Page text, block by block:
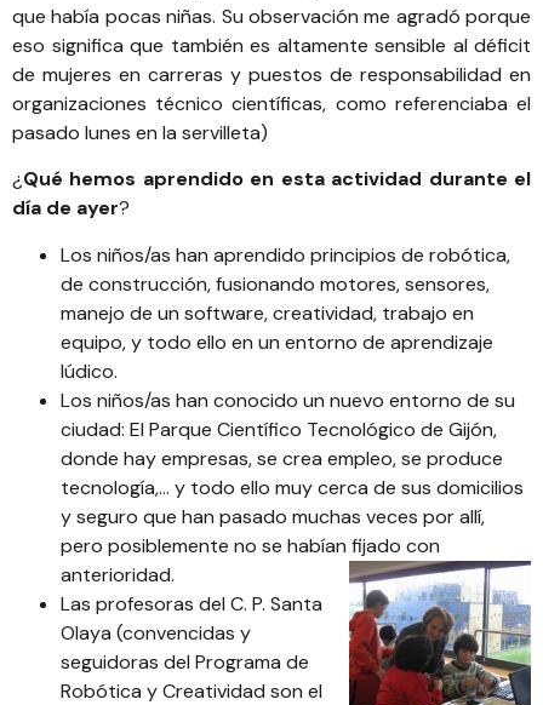
que había pocas niñas. Su observación me agradó porque
eso significa que también es altamente sensible al déficit
de mujeres en carreras y puestos de responsabilidad en
organizaciones técnico científicas, como referenciaba el
pasado lunes en la servilleta)
¿Qué hemos aprendido en esta actividad durante el
día de ayer?
Los niños/as han aprendido principios de robótica,
de construcción, fusionando motores, sensores,
manejo de un software, creatividad, trabajo en
equipo, y todo ello en un entorno de aprendizaje
lúdico.
Los niños/as han conocido un nuevo entorno de su
ciudad: El Parque Científico Tecnológico de Gijón,
donde hay empresas, se crea empleo, se produce
tecnología,… y todo ello muy cerca de sus domicilios
y seguro que han pasado muchas veces por allí,
pero posiblemente no se habían fijado con
anterioridad.
Las profesoras del C. P. Santa
Olaya (convencidas y
seguidoras del Programa de
Robótica y Creatividad son el